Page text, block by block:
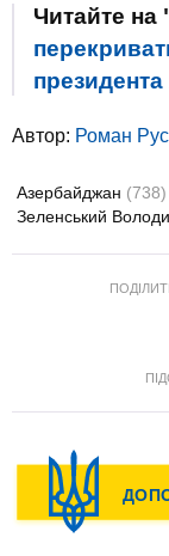
Читайте
Автор: Роман
Азербайджан (738)
Зеленський